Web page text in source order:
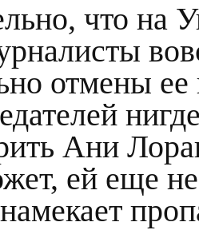
что на
отмены
Ани
ей еще